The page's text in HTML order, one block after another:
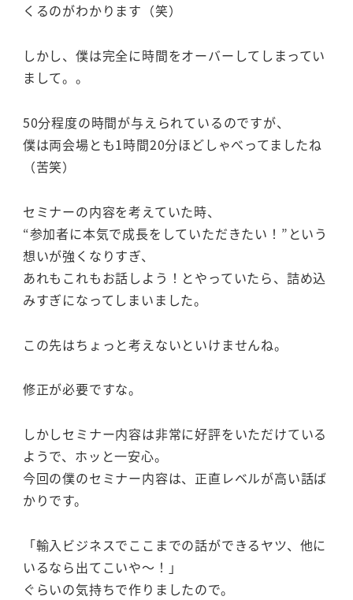
くるのがわかります（笑）
しかし、僕は完全に時間をオーバーしてしまってい
まして。。
50分程度の時間が与えられているのですが、
僕は両会場とも1時間20分ほどしゃべってましたね
（苦笑）
セミナーの内容を考えていた時、
“参加者に本気で成長をしていただきたい！”という
想いが強くなりすぎ、
あれもこれもお話しよう！とやっていたら、詰め込
みすぎになってしまいました。
この先はちょっと考えないといけませんね。
修正が必要ですな。
しかしセミナー内容は非常に好評をいただけている
ようで、ホッと一安心。
今回の僕のセミナー内容は、正直レベルが高い話ば
かりです。
「輸入ビジネスでここまでの話ができるヤツ、他に
いるなら出てこいや～！」
ぐらいの気持ちで作りましたので。